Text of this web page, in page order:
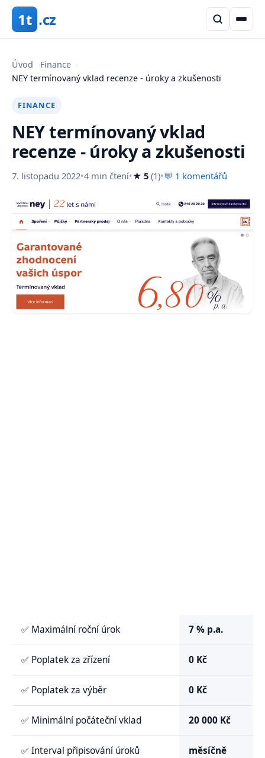
1t .cz
Úvod ›Finance ›
NEY termínovaný vklad recenze - úroky a zkušenosti
FINANCE
NEY termínovaný vklad
recenze - úroky a zkušenosti
7. listopadu 2022•4 min čtení•★ 5 (1)•💬 1 komentářů
✅ Maximální roční úrok 7 % p.a.
✅ Poplatek za zřízení 0 Kč
✅ Poplatek za výběr 0 Kč
✅ Minimální počáteční vklad 20 000 Kč
✅ Interval připisování úroků měsíčně